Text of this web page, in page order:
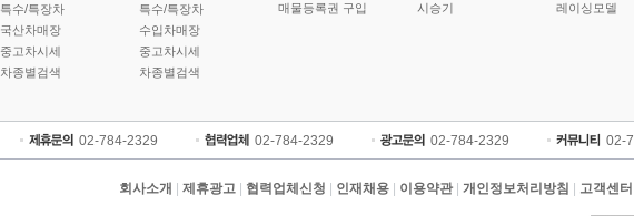
특수/특장차
국산차매장
중고차시세
차종별검색
특수/특장차
수입차매장
중고차시세
차종별검색
매물등록권 구입
시승기
레이싱모델
02-784-2329 02-784-2329 02-784-2329 02-
회사소개 제휴광고 협력업체신청 인재채용 이용약관 개인정보처리방침 고객센터